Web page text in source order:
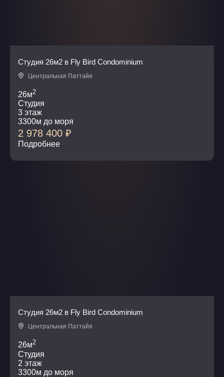
Студия 26м2 в Fly Bird Condominium
Центральная Паттайя
26м2
Студия
3 этаж
3300м до моря
2 978 400 ₽
Подробнее
Студия 26м2 в Fly Bird Condominium
Центральная Паттайя
26м2
Студия
2 этаж
3300м до моря